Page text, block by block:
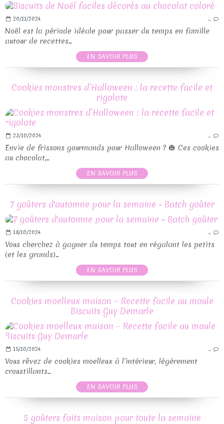
20/11/2024 …
Noël est la période idéale pour passer du temps en famille
autour de recettes...
EN SAVOIR PLUS
Cookies monstres d’Halloween : la recette facile et
rigolote
23/10/2024 …
Envie de frissons gourmands pour Halloween ? 🎃 Ces cookies
au chocolat,...
EN SAVOIR PLUS
7 goûters d'automne pour la semaine - Batch goûter
18/10/2024 …
Vous cherchez à gagner du temps tout en régalant les petits
(et les grands)...
EN SAVOIR PLUS
Cookies moelleux maison – Recette facile au moule
Biscuits Guy Demarle
15/10/2024 …
Vous rêvez de cookies moelleux à l’intérieur, légèrement
croustillants...
EN SAVOIR PLUS
5 goûters faits maison pour toute la semaine